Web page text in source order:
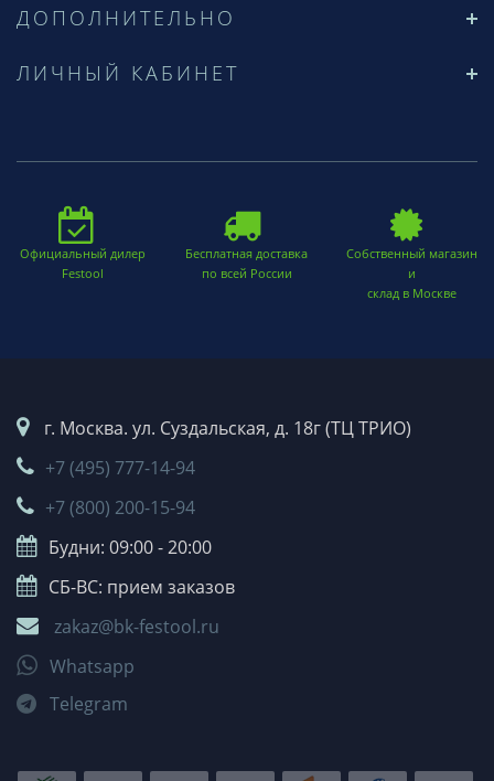
ДОПОЛНИТЕЛЬНО
ЛИЧНЫЙ КАБИНЕТ
Официальный дилер
Festool
Бесплатная доставка
по всей России
Собственный магазин
и
склад в Москве
г. Москва. ул. Суздальская, д. 18г (ТЦ ТРИО)
+7 (495) 777-14-94
+7 (800) 200-15-94
Будни: 09:00 - 20:00
СБ-ВС: прием заказов
zakaz@bk-festool.ru
Whatsapp
Telegram